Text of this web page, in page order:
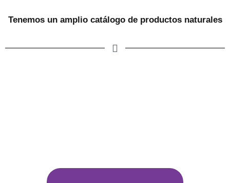
Tenemos un amplio catálogo de productos naturales